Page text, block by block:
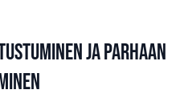
ja parhaan